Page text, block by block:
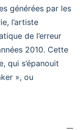
générées par les
l’artiste
de l’erreur
2010. Cette
qui s’épanouit
», ou